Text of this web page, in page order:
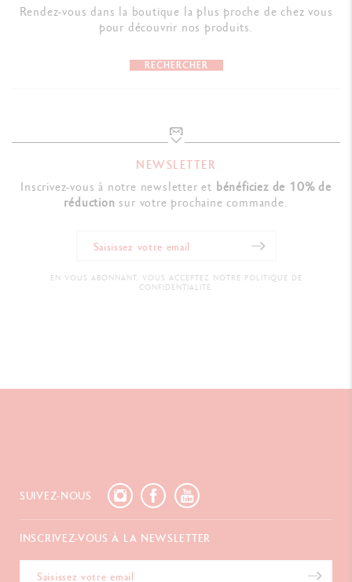
Poids : 84g (65 g sans produit)
NORMES LÉGALES
RÉFÉRENCES PRODUIT
Réf. MF0844.344
Rendez-vous dans la boutique la plus proche de chez vous
pour découvrir nos produits.
RECHERCHER
NEWSLETTER
Inscrivez-vous à notre newsletter et bénéficiez de 10% de
réduction sur votre prochaine commande.
EN VOUS ABONNANT, VOUS ACCEPTEZ NOTRE POLITIQUE DE
CONFIDENTIALITÉ.
SUIVEZ-NOUS
INSCRIVEZ-VOUS À LA NEWSLETTER